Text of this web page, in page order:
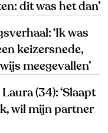
dit was het dan’
‘Ik was
keizersnede,
meegevallen’
(34): ‘Slaapt
wil mijn partner